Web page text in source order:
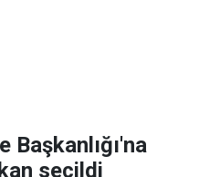
Başkanlığı'na
seçildi